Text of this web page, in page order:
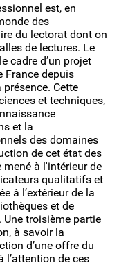
est, en
des
du lectorat dont on
de lectures. Le
cadre d’un projet
France depuis
Cette
et techniques,
et la
des domaines
de cet état des
mené à l'intérieur de
qualitatifs et
à l’extérieur de la
et de
Une troisième partie
à savoir la
d’une offre du
l’attention de ces